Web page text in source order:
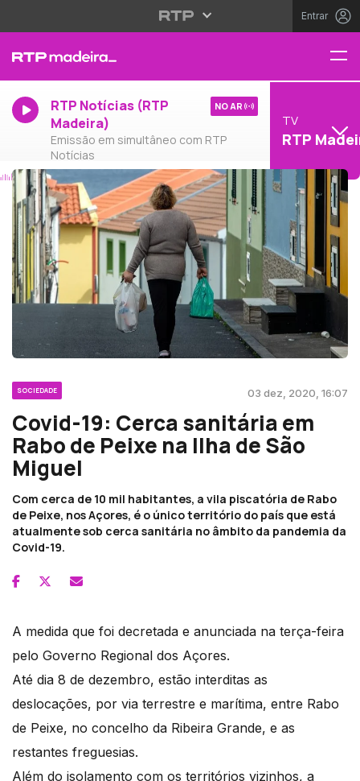
Entrar
RTP Notícias (RTP
Madeira)
Emissão em simultâneo com RTP
Notícias
NO AR
TV
RTP
SOCIEDADE 03 dez, 2020, 16:07
Covid-19: Cerca sanitária em
Rabo de Peixe na Ilha de São
Miguel
Com cerca de 10 mil habitantes, a vila piscatória de Rabo
de Peixe, nos Açores, é o único território do país que está
atualmente sob cerca sanitária no âmbito da pandemia da
Covid-19.
A medida que foi decretada e anunciada na terça-feira
pelo Governo Regional dos Açores.
Até dia 8 de dezembro, estão interditas as
deslocações, por via terrestre e marítima, entre Rabo
de Peixe, no concelho da Ribeira Grande, e as
restantes freguesias.
Além do isolamento com os territórios vizinhos, a